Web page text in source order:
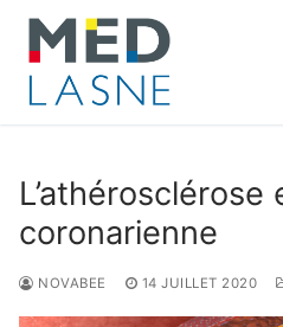
L’athérosclérose
coronarienne
NOVABEE 14 JUILLET 2020